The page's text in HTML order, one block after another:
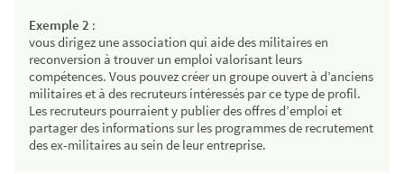
Exemple 2 :
vous dirigez une association qui aide des militaires en
reconversion à trouver un emploi valorisant leurs
compétences. Vous pouvez créer un groupe ouvert à d’anciens
militaires et à des recruteurs intéressés par ce type de profil.
Les recruteurs pourraient y publier des offres d’emploi et
partager des informations sur les programmes de recrutement
des ex-militaires au sein de leur entreprise.